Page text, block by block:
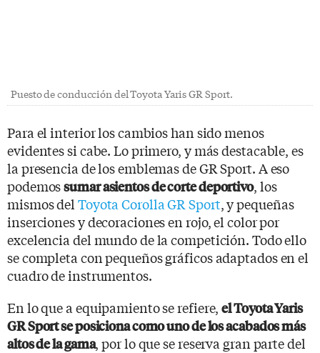
Puesto de conducción del Toyota Yaris GR Sport.
Para el interior los cambios han sido menos
evidentes si cabe. Lo primero, y más destacable, es
la presencia de los emblemas de GR Sport. A eso
podemossumar asientos de corte deportivo, los
mismos del Toyota Corolla GR Sport, y pequeñas
inserciones y decoraciones en rojo, el color por
excelencia del mundo de la competición. Todo ello
se completa con pequeños gráficos adaptados en el
cuadro de instrumentos.
En lo que a equipamiento se refiere,el Toyota Yaris
GR Sport se posiciona como uno de los acabados más
altos de la gama, por lo que se reserva gran parte del